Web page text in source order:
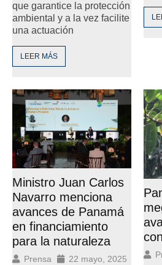
que garantice la protección
ambiental y a la vez facilite
una actuación
LEER MÁS
Ministro Juan Carlos
Navarro menciona
avances de Panamá
en financiamiento
para la naturaleza
Prensa 22 mayo, 2025